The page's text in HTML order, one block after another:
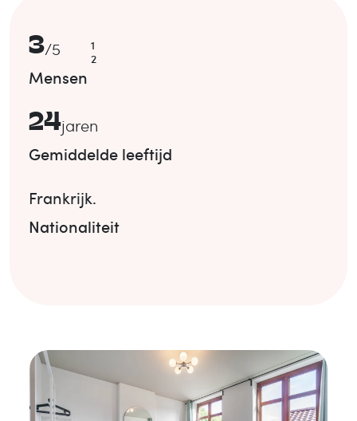
3/5
1
2
Mensen
24jaren
Gemiddelde leeftijd
Frankrijk.
Nationaliteit